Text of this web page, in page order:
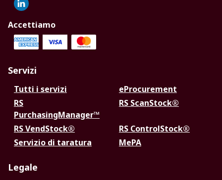
Accettiamo
Servizi
Tutti i servizi
eProcurement
RS
PurchasingManager™
RS ScanStock®
RS VendStock®
RS ControlStock®
Servizio di taratura
MePA
Legale